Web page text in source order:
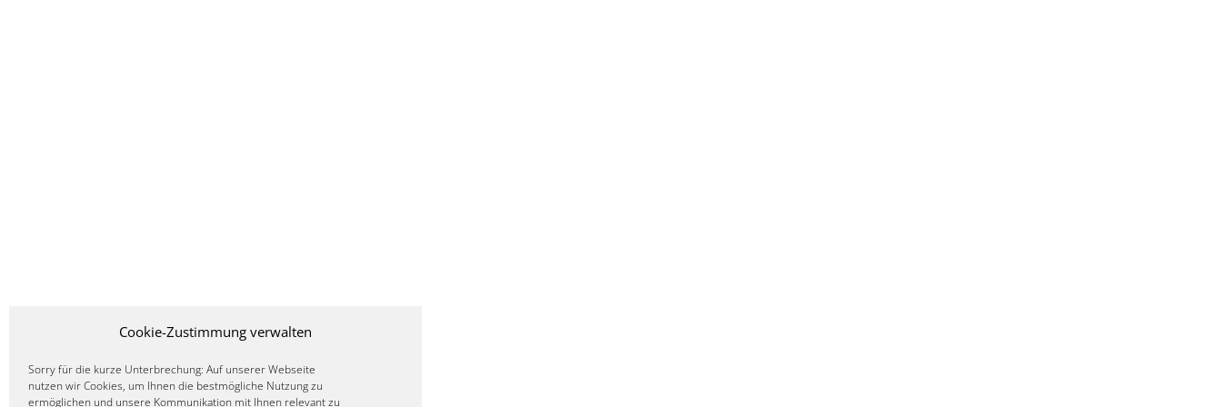
Cookie-Zustimmung verwalten
Sorry für die kurze Unterbrechung: Auf unserer Webseite
nutzen wir Cookies, um Ihnen die bestmögliche Nutzung zu
ermöglichen und unsere Kommunikation mit Ihnen relevant zu